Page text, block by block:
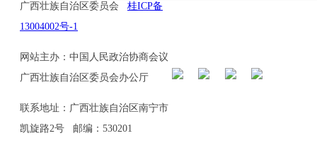
广西壮族自治区委员会 桂ICP备
13004002号-1
网站主办：中国人民政治协商会议
广西壮族自治区委员会办公厅
联系地址：广西壮族自治区南宁市
凯旋路2号 邮编：530201